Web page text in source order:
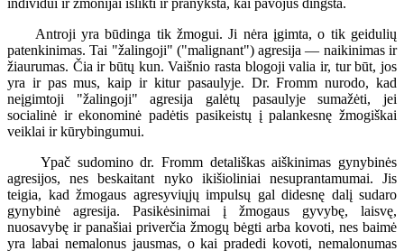
Antroji yra būdinga tik žmogui. Ji nėra įgimta, o tik geidulių
patenkinimas. Tai "žalingoji" ("malignant") agresija — naikinimas ir
žiaurumas. Čia ir būtų kun. Vaišnio rasta blogoji valia ir, tur būt, jos
yra ir pas mus, kaip ir kitur pasaulyje. Dr. Fromm nurodo, kad
neįgimtoji "žalingoji" agresija galėtų pasaulyje sumažėti, jei
socialinė ir ekonominė padėtis pasikeistų į palankesnę žmogiškai
veiklai ir kūrybingumui.
Ypač sudomino dr. Fromm detališkas aiškinimas gynybinės
agresijos, nes beskaitant nyko ikišioliniai nesuprantamumai. Jis
teigia, kad žmogaus agresyviųjų impulsų gal didesnę dalį sudaro
gynybinė agresija. Pasikėsinimai į žmogaus gyvybę, laisvę,
nuosavybę ir panašiai priverčia žmogų bėgti arba kovoti, nes baimė
yra labai nemalonus jausmas, o kai pradedi kovoti, nemalonumas